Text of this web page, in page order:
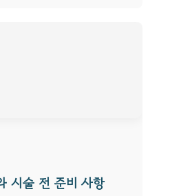
시술 전 준비 사항